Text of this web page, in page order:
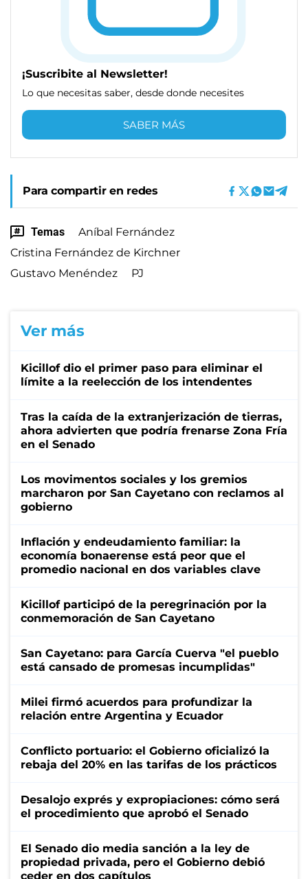
¡Suscribite al Newsletter!
Lo que necesitas saber, desde donde necesites
SABER MÁS
Para compartir en redes
Temas
Aníbal Fernández
Cristina Fernández de Kirchner
Gustavo Menéndez
PJ
Ver más
Kicillof dio el primer paso para eliminar el
límite a la reelección de los intendentes
Tras la caída de la extranjerización de tierras,
ahora advierten que podría frenarse Zona Fría
en el Senado
Los movimentos sociales y los gremios
marcharon por San Cayetano con reclamos al
gobierno
Inflación y endeudamiento familiar: la
economía bonaerense está peor que el
promedio nacional en dos variables clave
Kicillof participó de la peregrinación por la
conmemoración de San Cayetano
San Cayetano: para García Cuerva "el pueblo
está cansado de promesas incumplidas"
Milei firmó acuerdos para profundizar la
relación entre Argentina y Ecuador
Conflicto portuario: el Gobierno oficializó la
rebaja del 20% en las tarifas de los prácticos
Desalojo exprés y expropiaciones: cómo será
el procedimiento que aprobó el Senado
El Senado dio media sanción a la ley de
propiedad privada, pero el Gobierno debió
ceder en dos capítulos